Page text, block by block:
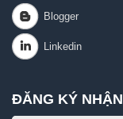
ĐĂNG KÝ